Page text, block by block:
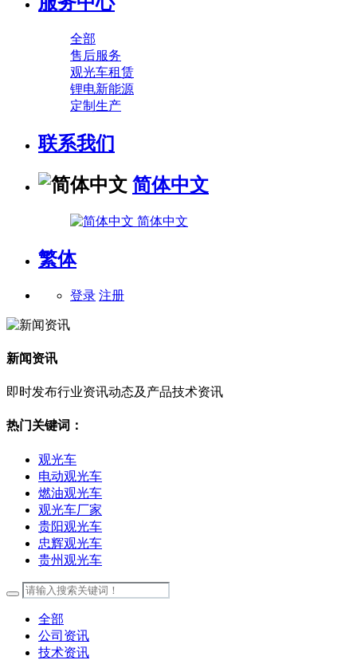
全部
售后服务
观光车租赁
锂电新能源
定制生产
联系我们
简体中文
简体中文
繁体
登录 注册
新闻资讯
即时发布行业资讯动态及产品技术资讯
热门关键词：
观光车
电动观光车
燃油观光车
观光车厂家
贵阳观光车
忠辉观光车
贵州观光车
全部
公司资讯
技术资讯